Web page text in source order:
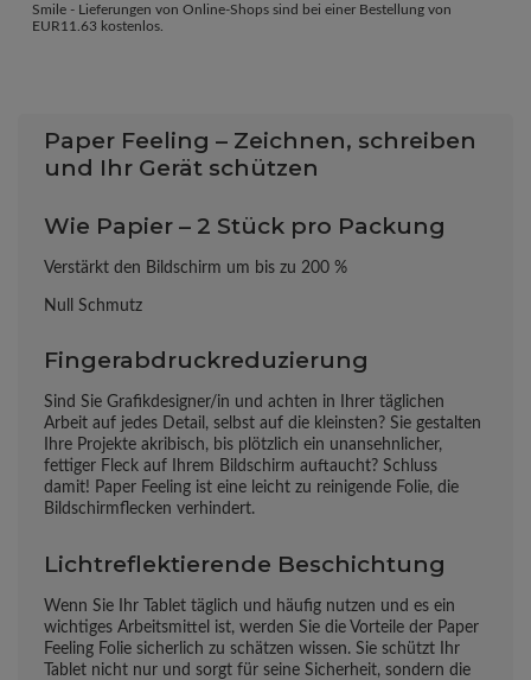
Smile - Lieferungen von Online-Shops sind bei einer Bestellung von
EUR11.63 kostenlos.
Paper Feeling – Zeichnen, schreiben
und Ihr Gerät schützen
Wie Papier – 2 Stück pro Packung
Verstärkt den Bildschirm um bis zu 200 %
Null Schmutz
Fingerabdruckreduzierung
Sind Sie Grafikdesigner/in und achten in Ihrer täglichen
Arbeit auf jedes Detail, selbst auf die kleinsten? Sie gestalten
Ihre Projekte akribisch, bis plötzlich ein unansehnlicher,
fettiger Fleck auf Ihrem Bildschirm auftaucht? Schluss
damit! Paper Feeling ist eine leicht zu reinigende Folie, die
Bildschirmflecken verhindert.
Lichtreflektierende Beschichtung
Wenn Sie Ihr Tablet täglich und häufig nutzen und es ein
wichtiges Arbeitsmittel ist, werden Sie die Vorteile der Paper
Feeling Folie sicherlich zu schätzen wissen. Sie schützt Ihr
Tablet nicht nur und sorgt für seine Sicherheit, sondern die